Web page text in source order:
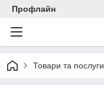
Профлайн
Товари та послуги